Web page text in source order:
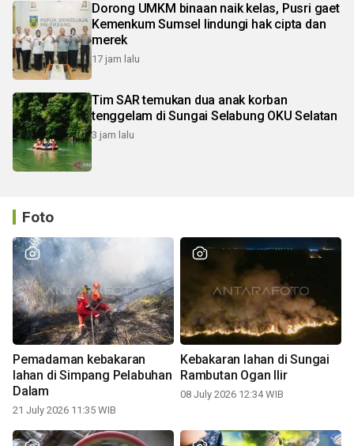
Dorong UMKM binaan naik kelas, Pusri gaet
Kemenkum Sumsel lindungi hak cipta dan
merek
17 jam lalu
Tim SAR temukan dua anak korban
tenggelam di Sungai Selabung OKU Selatan
3 jam lalu
Foto
Pemadaman kebakaran
lahan di Simpang Pelabuhan
Dalam
21 July 2026 11:35 WIB
Kebakaran lahan di Sungai
Rambutan Ogan Ilir
08 July 2026 12:34 WIB